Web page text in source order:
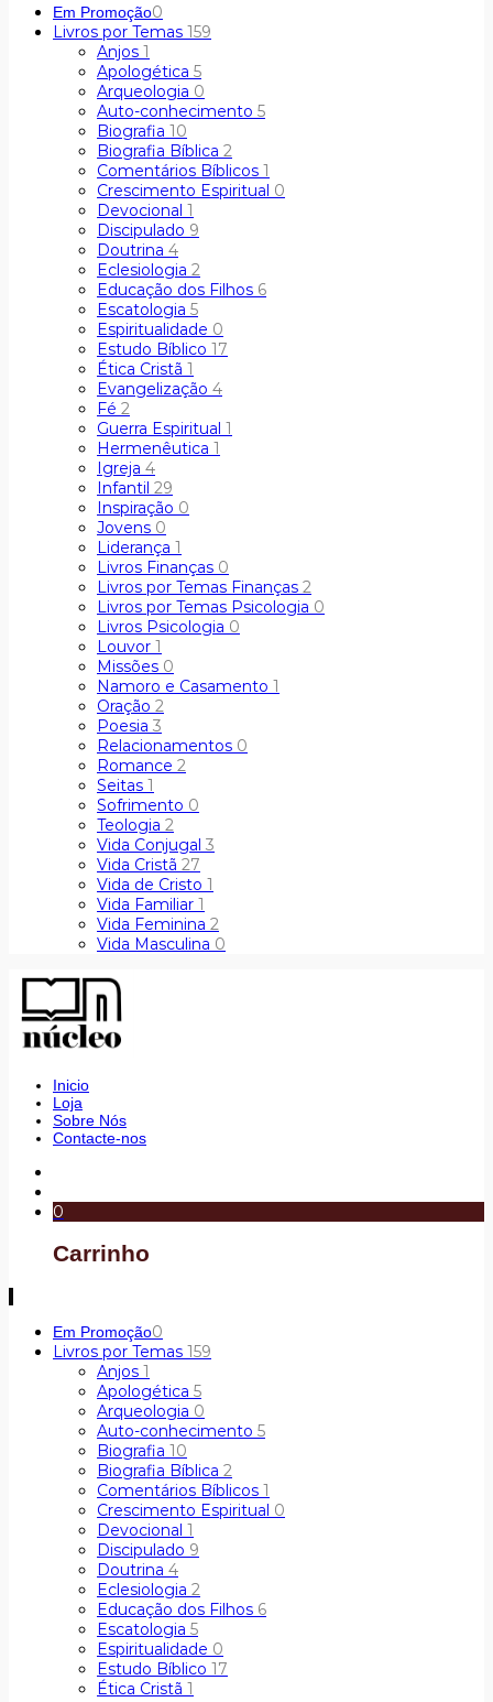
Em Promoção0
Livros por Temas 159
Anjos 1
Apologética 5
Arqueologia 0
Auto-conhecimento 5
Biografia 10
Biografia Bíblica 2
Comentários Bíblicos 1
Crescimento Espiritual 0
Devocional 1
Discipulado 9
Doutrina 4
Eclesiologia 2
Educação dos Filhos 6
Escatologia 5
Espiritualidade 0
Estudo Bíblico 17
Ética Cristã 1
Evangelização 4
Fé 2
Guerra Espiritual 1
Hermenêutica 1
Igreja 4
Infantil 29
Inspiração 0
Jovens 0
Liderança 1
Livros Finanças 0
Livros por Temas Finanças 2
Livros por Temas Psicologia 0
Livros Psicologia 0
Louvor 1
Missões 0
Namoro e Casamento 1
Oração 2
Poesia 3
Relacionamentos 0
Romance 2
Seitas 1
Sofrimento 0
Teologia 2
Vida Conjugal 3
Vida Cristã 27
Vida de Cristo 1
Vida Familiar 1
Vida Feminina 2
Vida Masculina 0
Inicio
Loja
Sobre Nós
Contacte-nos
0
Carrinho
Em Promoção0
Livros por Temas 159
Anjos 1
Apologética 5
Arqueologia 0
Auto-conhecimento 5
Biografia 10
Biografia Bíblica 2
Comentários Bíblicos 1
Crescimento Espiritual 0
Devocional 1
Discipulado 9
Doutrina 4
Eclesiologia 2
Educação dos Filhos 6
Escatologia 5
Espiritualidade 0
Estudo Bíblico 17
Ética Cristã 1